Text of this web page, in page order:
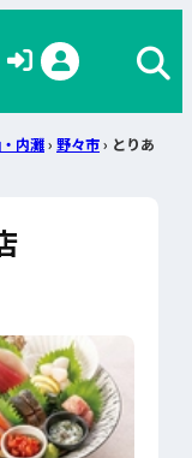
内灘› 野々市› とりあ